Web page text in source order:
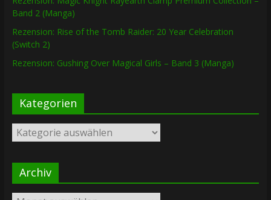
Band 2 (Manga)
Rezension: Rise of the Tomb Raider: 20 Year Celebration
(Switch 2)
Rezension: Gushing Over Magical Girls – Band 3 (Manga)
Kategorien
Kategorien
Archiv